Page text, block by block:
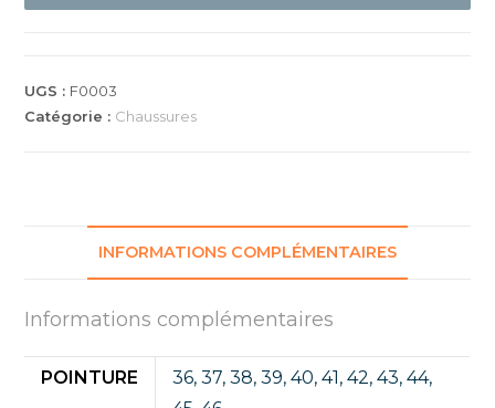
UGS : F0003
Catégorie : Chaussures
INFORMATIONS COMPLÉMENTAIRES
Informations complémentaires
POINTURE 36,37,38,39,40,41,42,43,44,